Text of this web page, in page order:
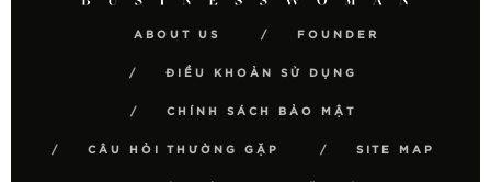
ABOUT US FOUNDER
ĐIỀU KHOẢN SỬ DỤNG
CHÍNH SÁCH BẢO MẬT
CÂU HỎI THƯỜNG GẶP SITE MAP